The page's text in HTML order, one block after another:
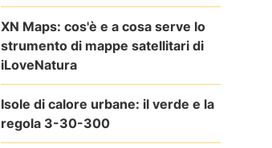
XN Maps: cos'è e a cosa serve lo
strumento di mappe satellitari di
iLoveNatura
Isole di calore urbane: il verde e la
regola 3-30-300